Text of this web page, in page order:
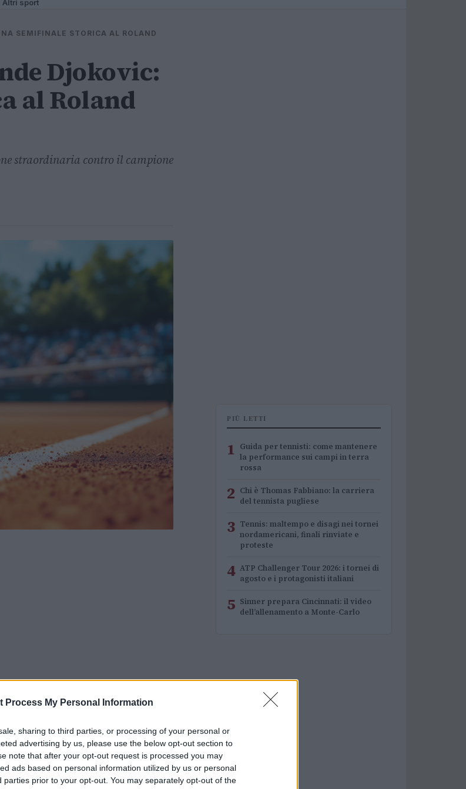
Process My Personal Information
sharing to third parties, or processing of your personal or
advertising by us, please use the below opt-out section to
note that after your opt-out request is processed you may
ads based on personal information utilized by us or personal
parties prior to your opt-out. You may separately opt-out of the
Altri sport
SEMIFINALE STORICA AL ROLAND
Djokovic:
al Roland
straordinaria contro il campione
PIÙ LETTI
1 Guida per tennisti: come mantenere
la performance sui campi in terra
rossa
2 Chi è Thomas Fabbiano: la carriera
del tennista pugliese
3 Tennis: maltempo e disagi nei tornei
nordamericani, finali rinviate e
proteste
4 ATP Challenger Tour 2026: i tornei di
agosto e i protagonisti italiani
5 Sinner prepara Cincinnati: il video
dell’allenamento a Monte-Carlo